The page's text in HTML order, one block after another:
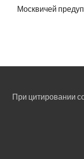
Москвичей
При цитировании